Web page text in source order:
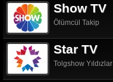
Show TV
Ölümcül Takip
Star TV
Tolgshow Yıldızlar